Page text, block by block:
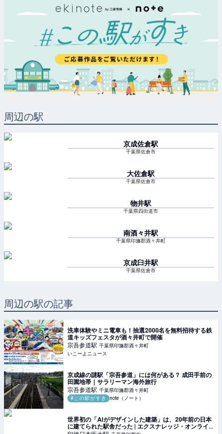
周辺の駅
京成佐倉駅
千葉県佐倉市
大佐倉駅
千葉県佐倉市
物井駅
千葉県四街道市
南酒々井駅
千葉県印旛郡酒々井町
京成臼井駅
千葉県佐倉市
周辺の駅の記事
洗車体験やミニ電車も！抽選2000名を無料招待する鉄
道キッズフェスタが酒々井町で開催
宗吾参道駅 千葉県印旛郡酒々井町
いこーよニュース
京成線の謎駅「宗吾参道」には何がある？ 成田手前の
田園地帯｜サラリーマン海外旅行
宗吾参道駅 千葉県印旛郡酒々井町
#この駅がすき
note（ノート）
世界初の「AIがデザインした建築」は、20年前の日本
に建てられた駅舎だった | エクスナレッジ・オンライ